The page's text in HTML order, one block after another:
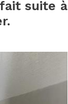
suite à